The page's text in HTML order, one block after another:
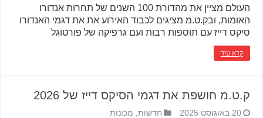
העולם מציין את מהדורת 100 השנים של תחרות אנדורו
האומות, ובק.ט.מ מציגים לכבוד האירוע את את דגמי האנדורו
סיקס דייז עם תוספות רבות ועם גרפיקה של פורטוגל
קרא עוד
ק.ט.מ חושפת את דגמי הסיקס דייז של 2026
20 באוגוסט 2025 חדשות מכונות